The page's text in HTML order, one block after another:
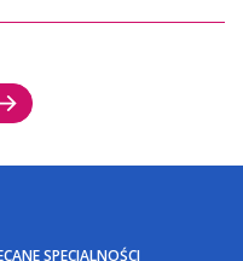
SPECJALNOŚCI